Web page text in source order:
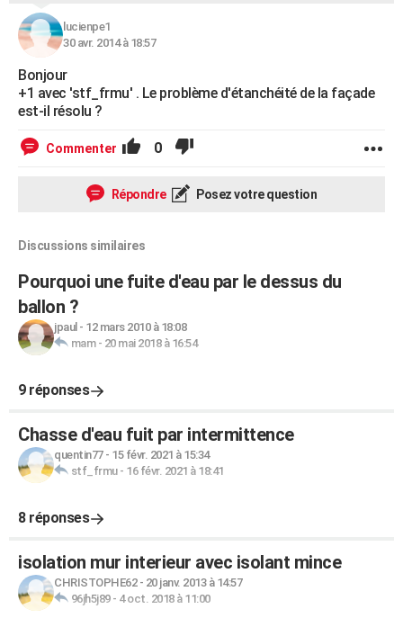
lucienpe1
30 avr. 2014 à 18:57
Bonjour
+1 avec 'stf_frmu' . Le problème d'étanchéité de la façade
est-il résolu ?
Commenter 0
Répondre Posez votre question
Discussions similaires
Pourquoi une fuite d'eau par le dessus du
ballon ?
jpaul - 12 mars 2010 à 18:08
mam- 20 mai 2018 à 16:54
9 réponses
Chasse d'eau fuit par intermittence
quentin77- 15 févr. 2021 à 15:34
stf_frmu- 16 févr. 2021 à 18:41
8 réponses
isolation mur interieur avec isolant mince
CHRISTOPHE62- 20 janv. 2013 à 14:57
96jh5j89- 4 oct. 2018 à 11:00